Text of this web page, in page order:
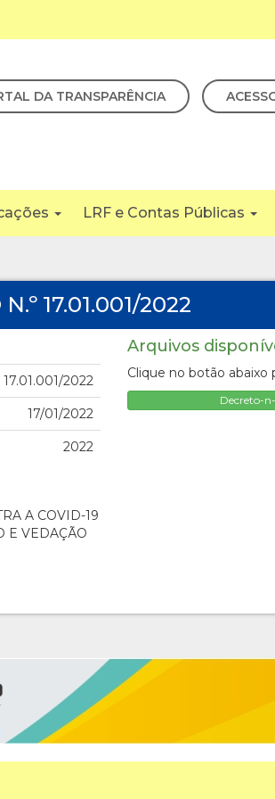
DA TRANSPARÊNCIA
LRF e Contas Públicas
17.01.001/2022
17.01.001/2022
17/01/2022
2022
A COVID-19
E VEDAÇÃO
Arquivos
Clique no botão abaixo
Decreto-